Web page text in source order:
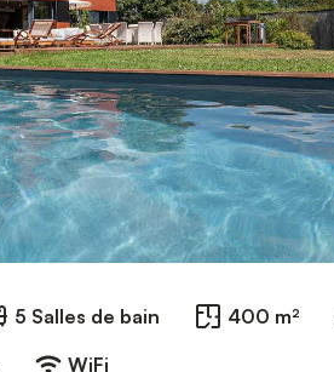
5 Salles de bain 400 m²
WiFi